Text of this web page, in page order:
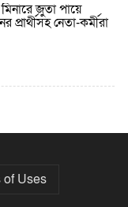
জুতা পায়ে
নেতা-কর্মীরা
১৫ ডিসেম্বরের মধ্যে
of Uses